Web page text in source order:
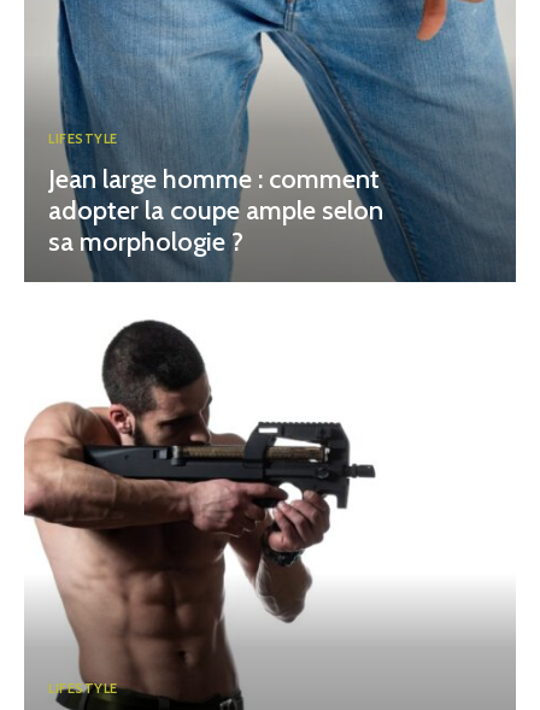
LIFESTYLE
Jean large homme : comment
adopter la coupe ample selon
sa morphologie ?
LIFESTYLE